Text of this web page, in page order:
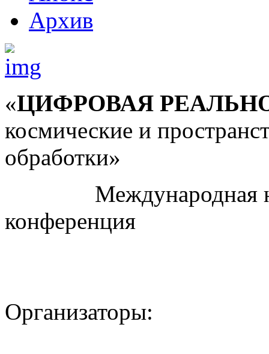
Архив
«ЦИФРОВАЯ
космические и
обработки»
Международная
конференция
Организаторы: